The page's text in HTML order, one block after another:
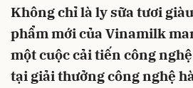
Không chỉ là ly sữa tươi
phẩm mới của Vinamilk
một cuộc cải tiến công
tại giải thưởng công nghệ